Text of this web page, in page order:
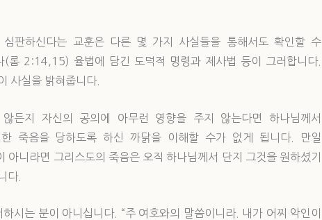
판하신다는 교훈은 다른 몇 가지 사실들을 통해서도 확인할 수
(롬 2:14,15) 율법에 담긴 도덕적 명령과 제사법 등이 그러합니다.
사실을 밝혀줍니다.
든지 자신의 공의에 아무런 영향을 주지 않는다면 하나님께서
죽음을 당하도록 하신 까닭을 이해할 수가 없게 됩니다. 만일
아니라면 그리스도의 죽음은 오직 하나님께서 단지 그것을 원하셨기
다.
시는 분이 아니십니다. “주 여호와의 말씀이니라. 내가 어찌 악인이